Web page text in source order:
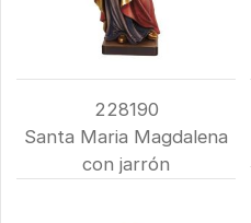
228190
Santa Maria Magdalena
con jarrón